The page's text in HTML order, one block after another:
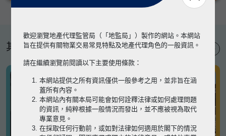
其他專題
歡迎瀏覽地產代理監管局（「地監局」）製作的網站。本網站
旨在提供有關物業交易常見特點及地產代理角色的一般資訊。
請在繼續瀏覽前閱讀以下主要使用條款：
本網站提供之所有資訊僅供一般參考之用，並非旨在涵
蓋所有內容。
本網站內有關本局可能會如何詮釋法律或如何處理問題
的資訊，純粹根據一般情況而發出，並不應被視為取代
專業意見。
在採取任何行動前，或如對法律如何適用於閣下的情況